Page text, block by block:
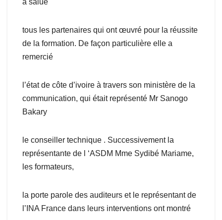
tous les partenaires qui ont œuvré pour la réussite
de la formation. De façon particulière elle a
remercié
l’état de côte d’ivoire à travers son ministère de la
communication, qui était représenté Mr Sanogo
Bakary
le conseiller technique . Successivement la
représentante de l ‘ASDM Mme Sydibé Mariame,
les formateurs,
la porte parole des auditeurs et le représentant de
l’INA France dans leurs interventions ont montré